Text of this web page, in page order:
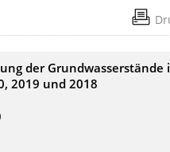
der Grundwasserstände
2019 und 2018